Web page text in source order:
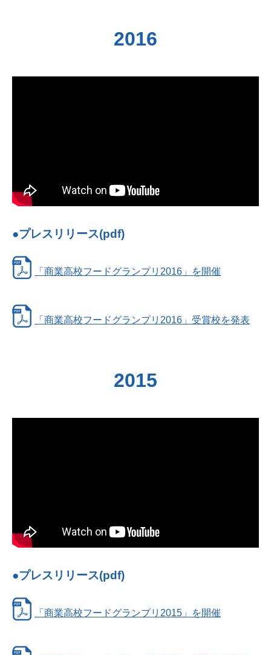
2016
●プレスリリース(pdf)
「商業高校フードグランプリ2016」を開催
「商業高校フードグランプリ2016」受賞校を発表
2015
●プレスリリース(pdf)
「商業高校フードグランプリ2015」を開催